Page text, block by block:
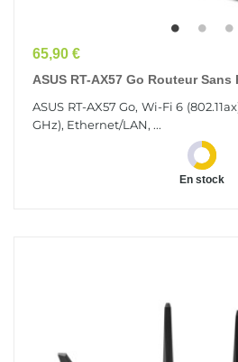
Prix
65,90 €
ASUS RT-AX57 Go Routeur
ASUS RT-AX57 Go, Wi-Fi 6
GHz), Ethernet/LAN, ...
En stock